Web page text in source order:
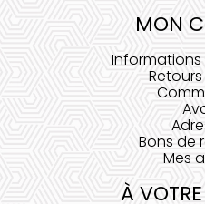
MON
Informations
Bons de
Mes
À